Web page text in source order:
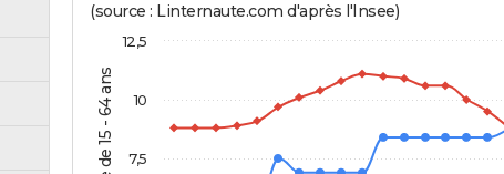
(source : Linternaute.com d'après l'Insee)
7,5
10
12,5